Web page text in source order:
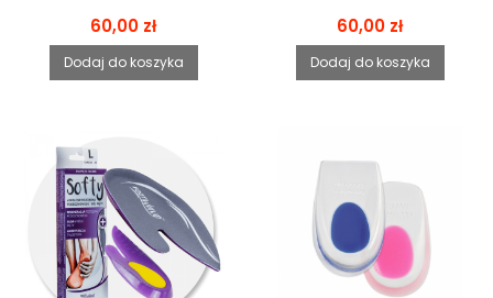
Cena
60,00 zł
Dodaj do koszyka
Cena
60,00 zł
Dodaj do koszyka